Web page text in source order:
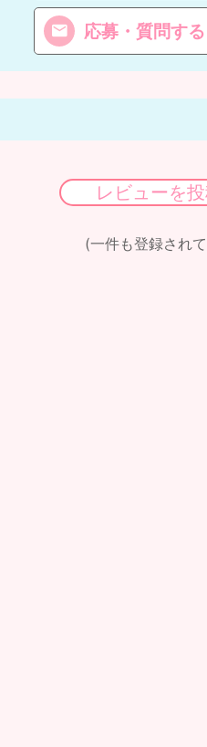
応募・質問する
レビューを
(一件も登録され